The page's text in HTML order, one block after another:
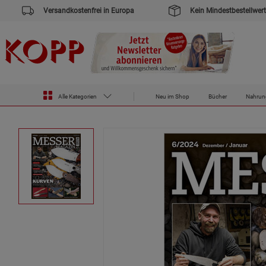
Versandkostenfrei in Europa Kein Mindestbestellwert
Alle Kategorien Neu im Shop Bücher
Zur Startseite des Kopp Verlag Online-Shop
Zeitschriften Messer Magazin Messer Magazin Ausgabe 6/